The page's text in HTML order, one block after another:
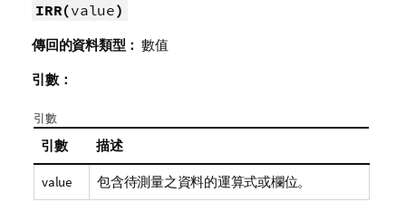
IRR(value)
傳回的資料類型： 數值
引數：
引數
引數 描述
value 包含待測量之資料的運算式或欄位。